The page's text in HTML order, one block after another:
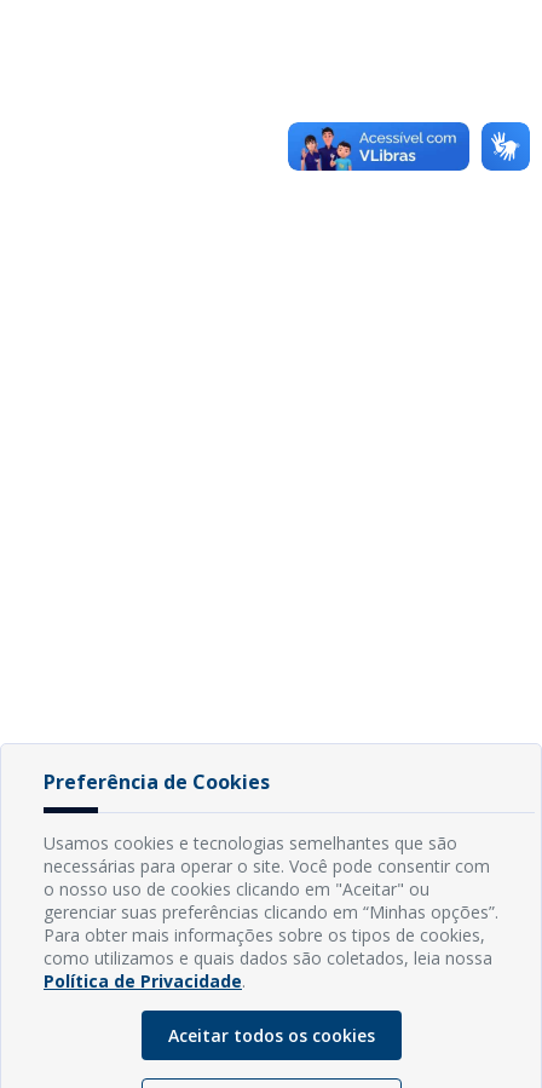
Preferência de Cookies
Usamos cookies e tecnologias semelhantes que são
necessárias para operar o site. Você pode consentir com
o nosso uso de cookies clicando em "Aceitar" ou
gerenciar suas preferências clicando em “Minhas opções”.
Para obter mais informações sobre os tipos de cookies,
como utilizamos e quais dados são coletados, leia nossa
Política de Privacidade.
Aceitar todos os cookies